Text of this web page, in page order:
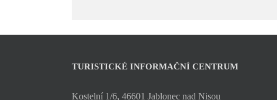
TURISTICKÉ INFORMAČNÍ CENTRUM
Kostelní 1/6, 46601 Jablonec nad Nisou